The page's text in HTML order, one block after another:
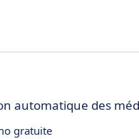
automatique des
gratuite